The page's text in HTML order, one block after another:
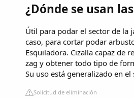
¿Dónde se usan
Útil para podar el sector de la
caso, para cortar podar
Esquiladora. Cizalla capaz de
zag y obtener todo tipo de
Su uso está generalizado en
Solicitud de eliminación